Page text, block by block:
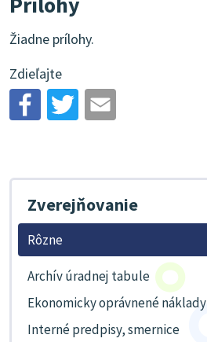
Žiadne prílohy.
Zdieľajte
Zverejňovanie
Rôzne
Archív úradnej tabule
Ekonomicky oprávnené náklady
Interné predpisy, smernice